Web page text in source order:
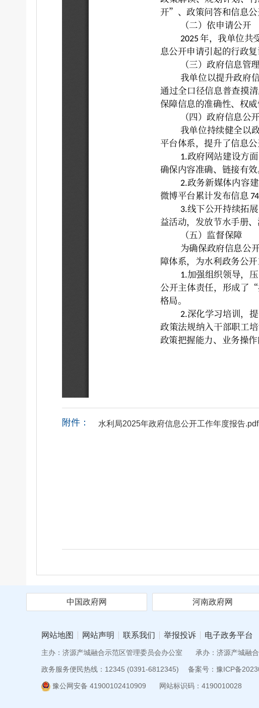
附件： 水利局2025年政府信息公开工作年度报告.pdf
中国政府网 河南政府网
网站地图 网站声明 联系我们 举报投诉 电子政务平台
主办：济源产城融合示范区管理委员会办公室 承办：济源产城融
政务服务便民热线：12345 (0391-6812345) 备案号：豫ICP备
豫公网安备 41900102410909 网站标识码：4190010028